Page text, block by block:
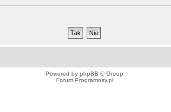
Powered by phpBB © Group
Forum Programosy.pl